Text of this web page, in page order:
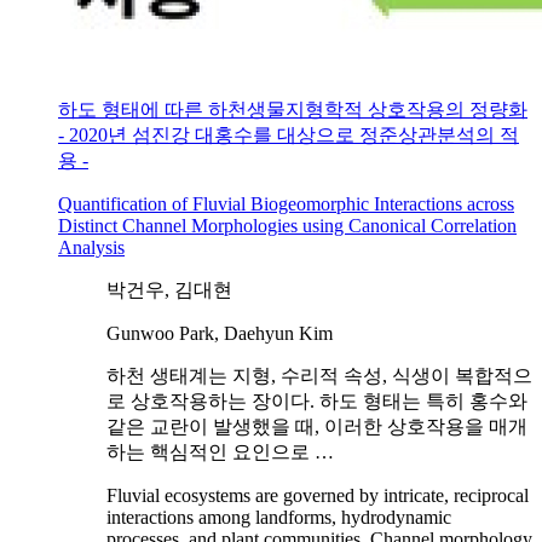
하도 형태에 따른 하천생물지형학적 상호작용의 정량화
- 2020년 섬진강 대홍수를 대상으로 정준상관분석의 적
용 -
Quantification of Fluvial Biogeomorphic Interactions across
Distinct Channel Morphologies using Canonical Correlation
Analysis
박건우, 김대현
Gunwoo Park, Daehyun Kim
하천 생태계는 지형, 수리적 속성, 식생이 복합적으
로 상호작용하는 장이다. 하도 형태는 특히 홍수와
같은 교란이 발생했을 때, 이러한 상호작용을 매개
하는 핵심적인 요인으로 …
Fluvial ecosystems are governed by intricate, reciprocal
interactions among landforms, hydrodynamic